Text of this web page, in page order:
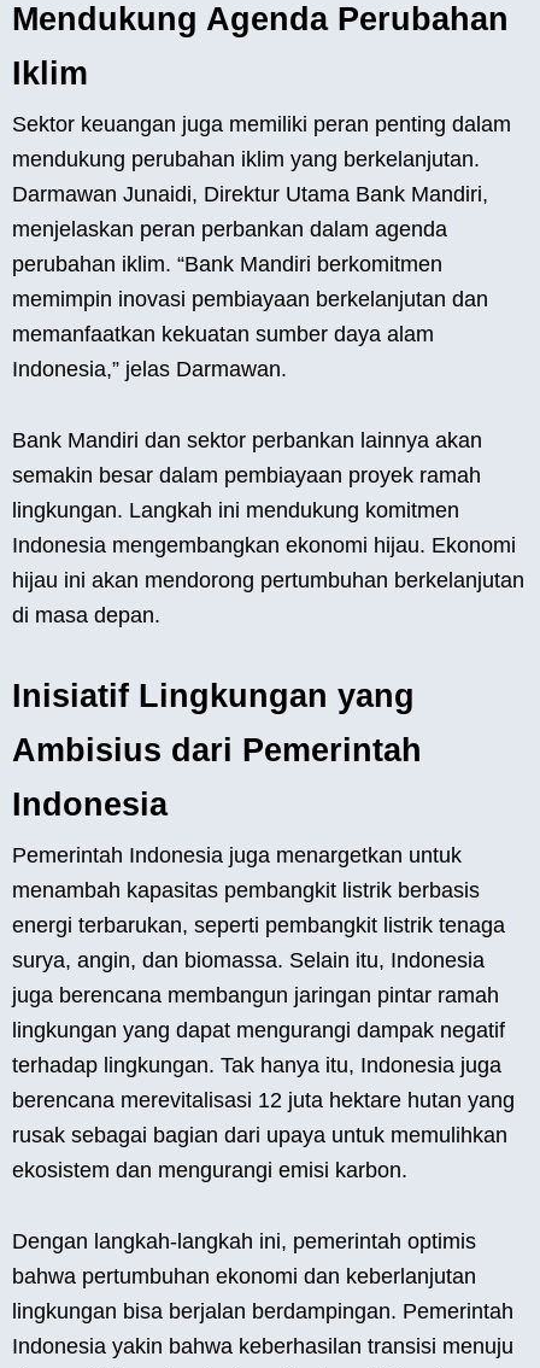
Mendukung Agenda Perubahan
Iklim
Sektor keuangan juga memiliki peran penting dalam
mendukung perubahan iklim yang berkelanjutan.
Darmawan Junaidi, Direktur Utama Bank Mandiri,
menjelaskan peran perbankan dalam agenda
perubahan iklim. “Bank Mandiri berkomitmen
memimpin inovasi pembiayaan berkelanjutan dan
memanfaatkan kekuatan sumber daya alam
Indonesia,” jelas Darmawan.
Bank Mandiri dan sektor perbankan lainnya akan
semakin besar dalam pembiayaan proyek ramah
lingkungan. Langkah ini mendukung komitmen
Indonesia mengembangkan ekonomi hijau. Ekonomi
hijau ini akan mendorong pertumbuhan berkelanjutan
di masa depan.
Inisiatif Lingkungan yang
Ambisius dari Pemerintah
Indonesia
Pemerintah Indonesia juga menargetkan untuk
menambah kapasitas pembangkit listrik berbasis
energi terbarukan, seperti pembangkit listrik tenaga
surya, angin, dan biomassa. Selain itu, Indonesia
juga berencana membangun jaringan pintar ramah
lingkungan yang dapat mengurangi dampak negatif
terhadap lingkungan. Tak hanya itu, Indonesia juga
berencana merevitalisasi 12 juta hektare hutan yang
rusak sebagai bagian dari upaya untuk memulihkan
ekosistem dan mengurangi emisi karbon.
Dengan langkah-langkah ini, pemerintah optimis
bahwa pertumbuhan ekonomi dan keberlanjutan
lingkungan bisa berjalan berdampingan. Pemerintah
Indonesia yakin bahwa keberhasilan transisi menuju